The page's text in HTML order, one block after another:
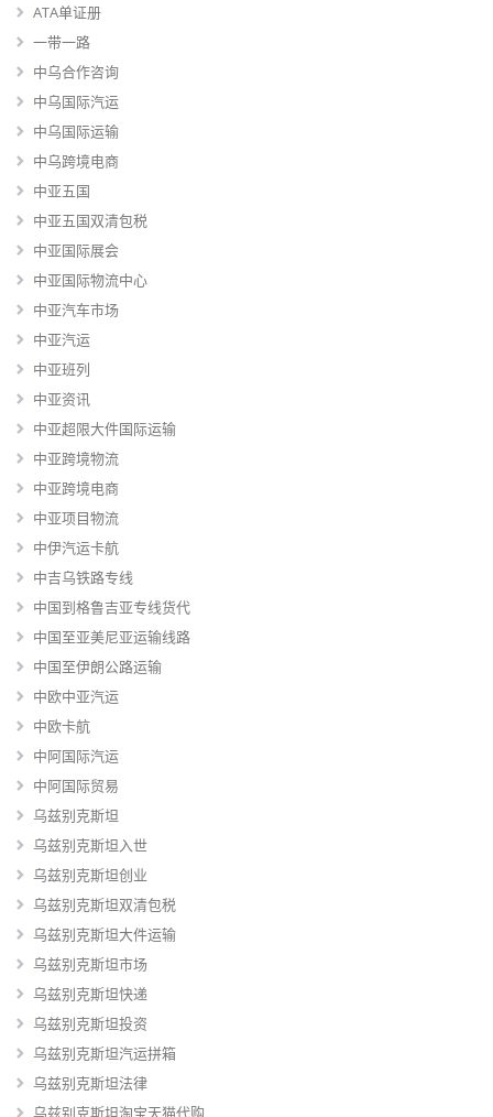
ATA单证册
一带一路
中乌合作咨询
中乌国际汽运
中乌国际运输
中乌跨境电商
中亚五国
中亚五国双清包税
中亚国际展会
中亚国际物流中心
中亚汽车市场
中亚汽运
中亚班列
中亚资讯
中亚超限大件国际运输
中亚跨境物流
中亚跨境电商
中亚项目物流
中伊汽运卡航
中吉乌铁路专线
中国到格鲁吉亚专线货代
中国至亚美尼亚运输线路
中国至伊朗公路运输
中欧中亚汽运
中欧卡航
中阿国际汽运
中阿国际贸易
乌兹别克斯坦
乌兹别克斯坦入世
乌兹别克斯坦创业
乌兹别克斯坦双清包税
乌兹别克斯坦大件运输
乌兹别克斯坦市场
乌兹别克斯坦快递
乌兹别克斯坦投资
乌兹别克斯坦汽运拼箱
乌兹别克斯坦法律
乌兹别克斯坦淘宝天猫代购